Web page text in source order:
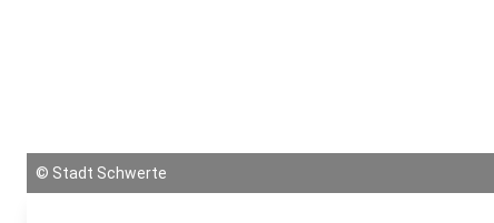
© Stadt Schwerte